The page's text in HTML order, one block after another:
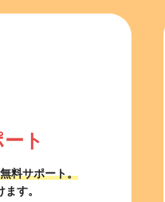
ト
料サポート。
す。